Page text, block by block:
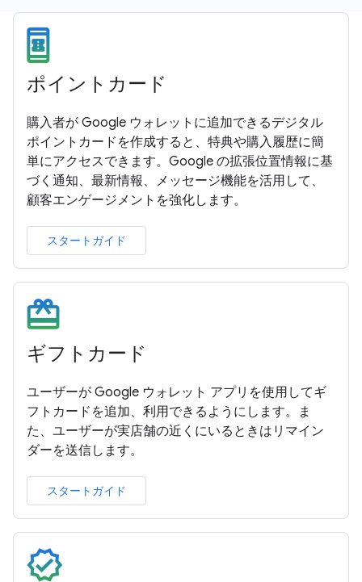
ポイントカード
購入者が Google ウォレットに追加できるデジタル
ポイントカードを作成すると、特典や購入履歴に簡
単にアクセスできます。Google の拡張位置情報に基
づく通知、最新情報、メッセージ機能を活用して、
顧客エンゲージメントを強化します。
スタートガイド
ギフトカード
ユーザーが Google ウォレット アプリを使用してギ
フトカードを追加、利用できるようにします。ま
た、ユーザーが実店舗の近くにいるときはリマイン
ダーを送信します。
スタートガイド